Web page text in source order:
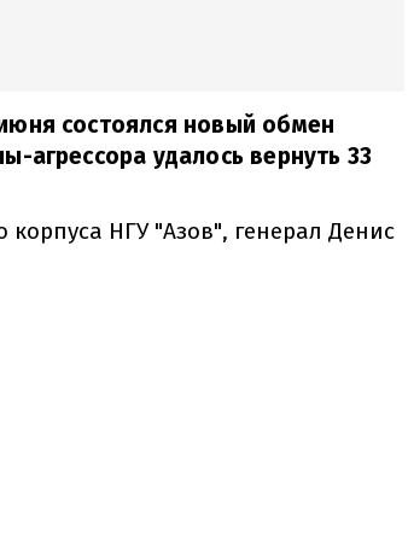
состоялся новый обмен
агрессора удалось вернуть 33
корпуса НГУ "Азов", генерал Денис